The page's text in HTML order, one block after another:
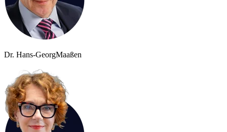
Dr. Hans-GeorgMaaßen